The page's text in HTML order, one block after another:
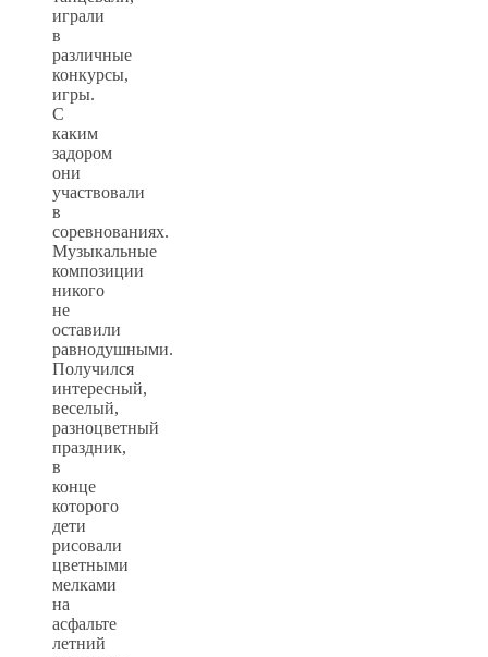
играли
в
различные
конкурсы,
игры.
С
каким
задором
они
участвовали
в
соревнованиях.
Музыкальные
композиции
никого
не
оставили
равнодушными.
Получился
интересный,
веселый,
разноцветный
праздник,
в
конце
которого
дети
рисовали
цветными
мелками
на
асфальте
летний